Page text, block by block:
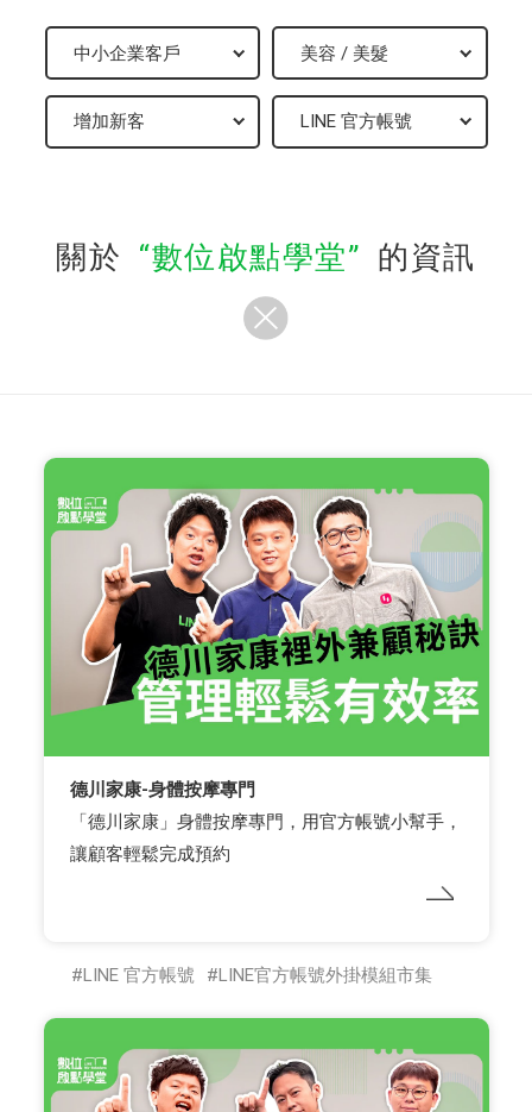
關於 數位啟點學堂 的資訊
德川家康-身體按摩專門
「德川家康」身體按摩專門，用官方帳號小幫手，
讓顧客輕鬆完成預約
LINE 官方帳號 LINE官方帳號外掛模組市集